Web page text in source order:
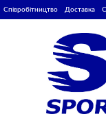
Співробітництво Доставка